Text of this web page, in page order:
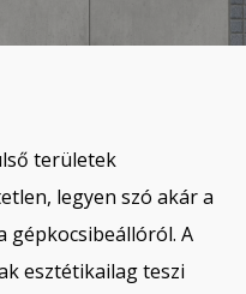
területek
legyen szó akár a
gépkocsibeállóról. A
esztétikailag teszi